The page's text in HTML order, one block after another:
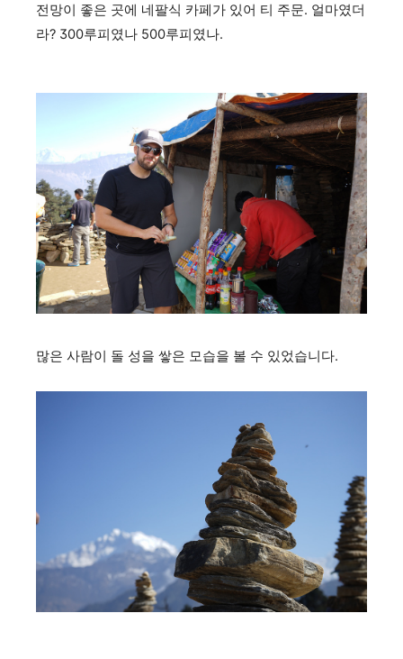
전망이 좋은 곳에 네팔식 카페가 있어 티 주문. 얼마였더
라? 300루피였나 500루피였나.
많은 사람이 돌 성을 쌓은 모습을 볼 수 있었습니다.